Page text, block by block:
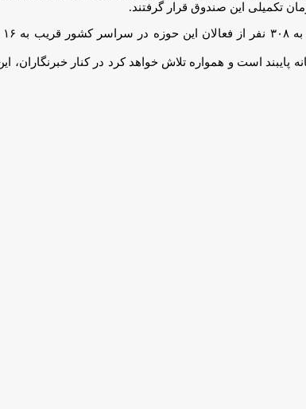
است و همواره تلاش خواهد کرد در کنار خبرنگاران،